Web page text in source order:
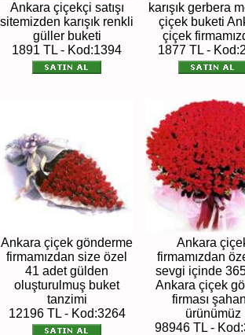
Ankara çiçekçi satışı
sitemizden karışık renkli
güller buketi
1891 TL - Kod:1394
karışık gerbera
çiçek buketi
çiçek
1877 TL -
Ankara çiçek gönderme
firmamızdan size özel
41 adet gülden
oluşturulmuş buket
tanzimi
12196 TL - Kod:3264
Ankara
firmamızdan
sevgi içinde
Ankara çiçek
firması
ürünümüz
98946 TL -